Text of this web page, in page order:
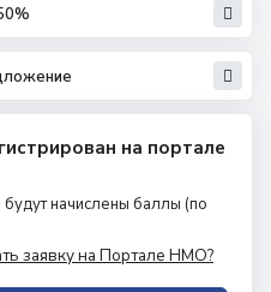
на портале
начислены баллы (по
заявку на Портале НМО?